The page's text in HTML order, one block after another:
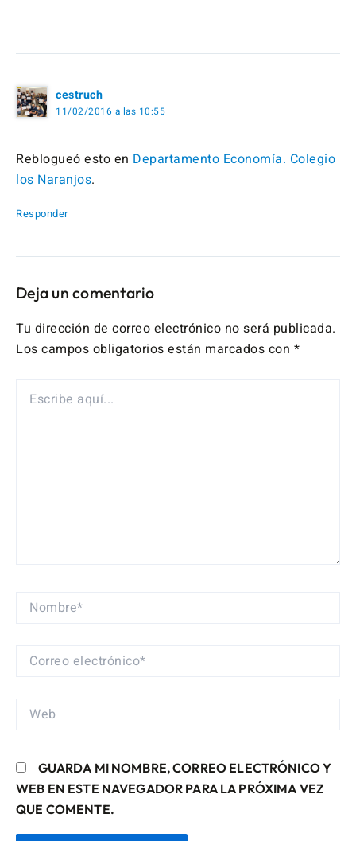
cestruch
11/02/2016 a las 10:55
Reblogueó esto en Departamento Economía. Colegio
los Naranjos.
Responder
Deja un comentario
Tu dirección de correo electrónico no será publicada.
Los campos obligatorios están marcados con *
AQUÍ...
NOMBRE*
CORREO
WEB
GUARDA MI NOMBRE, CORREO ELECTRÓNICO Y
WEB EN ESTE NAVEGADOR PARA LA PRÓXIMA VEZ
QUE COMENTE.